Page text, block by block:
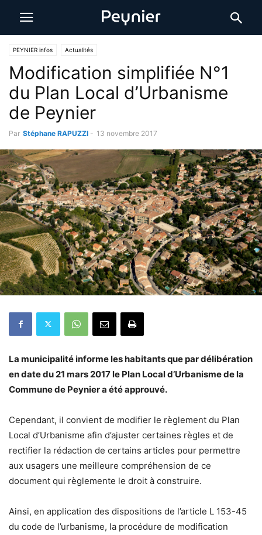
PEYNIER infos Actualités
Modification simplifiée N°1
du Plan Local d’Urbanisme
de Peynier
Par Stéphane RAPUZZI - 13 novembre 2017
La municipalité informe les habitants que par délibération
en date du 21 mars 2017 le Plan Local d’Urbanisme de la
Commune de Peynier a été approuvé.
Cependant, il convient de modifier le règlement du Plan
Local d’Urbanisme afin d’ajuster certaines règles et de
rectifier la rédaction de certains articles pour permettre
aux usagers une meilleure compréhension de ce
document qui règlemente le droit à construire.
Ainsi, en application des dispositions de l’article L 153-45
du code de l’urbanisme, la procédure de modification